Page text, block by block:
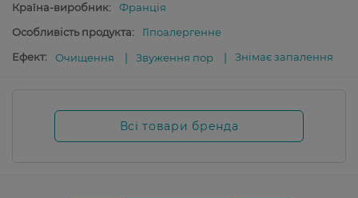
Країна-виробник:
Франція
Особливість продукта:
Гіпоалергенне
Ефект:
Очищення Звуження пор Знімає запалення
Всі товари бренда